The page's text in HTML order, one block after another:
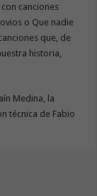
canciones
o Que nadie
que, de
historia,
Medina, la
técnica de Fabio